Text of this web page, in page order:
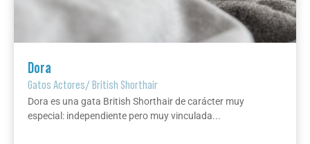
Dora
Gatos Actores/British Shorthair
Dora es una gata British Shorthair de carácter muy
especial: independiente pero muy vinculada...